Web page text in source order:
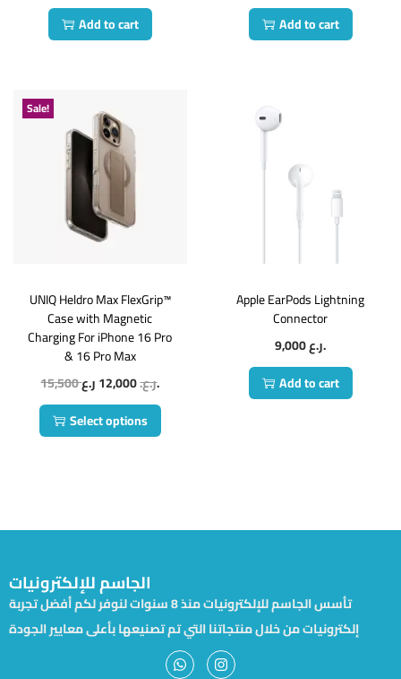
Add to cart
Add to cart
Sale!
UNIQ Heldro Max FlexGrip™
Case with Magnetic
Charging For iPhone 16 Pro
& 16 Pro Max
15,500
ر.ع.12,000
ر.ع.
Select options
Apple EarPods Lightning
Connector
9,000
ر.ع.
Add to cart
الجاسم للإلكترونيات
تأسس الجاسم للإلكترونيات منذ 8 سنوات لنوفر لكم أفضل تجربة
إلكترونيات من خلال منتجاتنا التي تم تصنيعها بأعلى معايير الجودة